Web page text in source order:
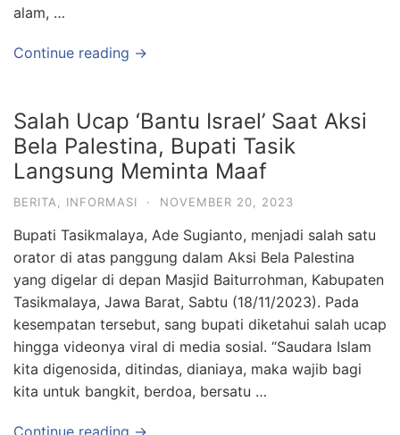
alam, …
Continue reading →
Salah Ucap ‘Bantu Israel’ Saat Aksi
Bela Palestina, Bupati Tasik
Langsung Meminta Maaf
BERITA INFORMASI · NOVEMBER 20, 2023
Bupati Tasikmalaya, Ade Sugianto, menjadi salah satu
orator di atas panggung dalam Aksi Bela Palestina
yang digelar di depan Masjid Baiturrohman, Kabupaten
Tasikmalaya, Jawa Barat, Sabtu (18/11/2023). Pada
kesempatan tersebut, sang bupati diketahui salah ucap
hingga videonya viral di media sosial. “Saudara Islam
kita digenosida, ditindas, dianiaya, maka wajib bagi
kita untuk bangkit, berdoa, bersatu …
Continue reading →